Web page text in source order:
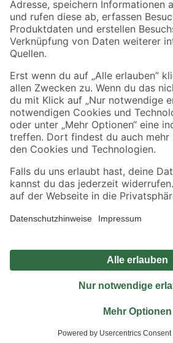
Zahlungsarten
Sicher einkaufen
Jetzt die toom-App herunterladen
Alle Preisangaben in EUR inkl. gesetzl. MwSt.. Die
Umständen nicht in allen Märkten verfügbar. Die
Produkte nur solange der Vorrat reicht.
*Paketversand ab 59 € versandkostenfrei, gilt nicht für
Privatsphäre Impressum
Nutzungsbedingungen
Widerrufsrecht
© 2026 toom Baumarkt GmbH